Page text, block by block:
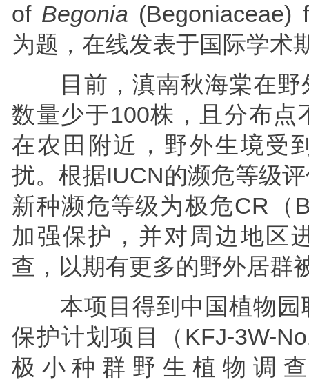
of Begonia (Begoniaceae)
为题，在线发表于国际学术
目前，滇南秋海棠在
数量少于100株，且分布点
在农田附近，野外生境受
扰。根据IUCN的濒危等级
新种濒危等级为极危CR （
加强保护，并对周边地区
查，以期有更多的野外居群
本项目得到中国植物
保护计划项目（ KFJ-3W-
极小种群野生植物调